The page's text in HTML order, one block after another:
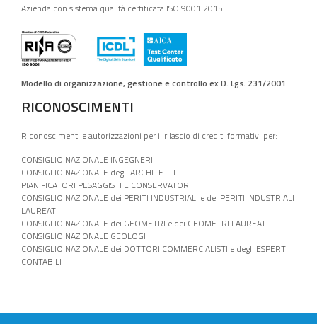
Azienda con sistema qualità certificata ISO 9001:2015
Modello di organizzazione, gestione e controllo ex D. Lgs. 231/2001
RICONOSCIMENTI
Riconoscimenti e autorizzazioni per il rilascio di crediti formativi per:
CONSIGLIO NAZIONALE INGEGNERI
CONSIGLIO NAZIONALE degli ARCHITETTI
PIANIFICATORI PESAGGISTI E CONSERVATORI
CONSIGLIO NAZIONALE dei PERITI INDUSTRIALI e dei PERITI INDUSTRIALI
LAUREATI
CONSIGLIO NAZIONALE dei GEOMETRI e dei GEOMETRI LAUREATI
CONSIGLIO NAZIONALE GEOLOGI
CONSIGLIO NAZIONALE dei DOTTORI COMMERCIALISTI e degli ESPERTI
CONTABILI